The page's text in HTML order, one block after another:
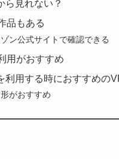
ら見れない？
品もある
ン公式サイトで確認できる
用がおすすめ
利用する時におすすめの
がおすすめ